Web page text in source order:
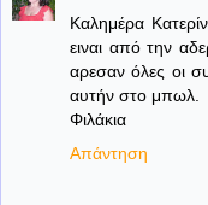
Καλημέρα
ειναι από την
αρεσαν όλες οι
αυτήν στο μπωλ.
Φιλάκια
Απάντηση